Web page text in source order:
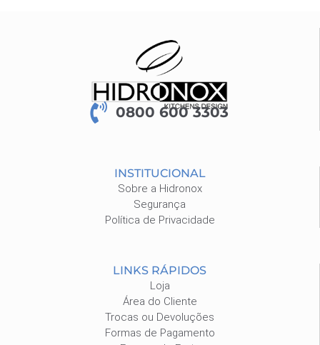
0800 600 3303
INSTITUCIONAL
Sobre a Hidronox
Segurança
Política de Privacidade
LINKS RÁPIDOS
Loja
Área do Cliente
Trocas ou Devoluções
Formas de Pagamento